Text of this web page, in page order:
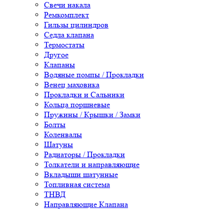
Свечи накала
Ремкомплект
Гильзы цилиндров
Седла клапана
Термостаты
Другое
Клапаны
Водяные помпы / Прокладки
Венец маховика
Прокладки и Сальники
Кольца поршневые
Пружины / Крышки / Замки
Болты
Коленвалы
Шатуны
Радиаторы / Прокладки
Толкатели и направляющие
Вкладыши шатунные
Топливная система
ТНВД
Направляющие Клапана